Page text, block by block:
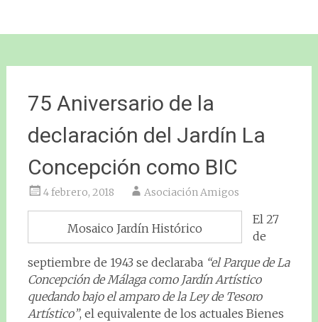
75 Aniversario de la
declaración del Jardín La
Concepción como BIC
4 febrero, 2018 Asociación Amigos
Mosaico Jardín Histórico
El 27
de
septiembre de 1943 se declaraba “el Parque de La
Concepción de Málaga como Jardín Artístico
quedando bajo el amparo de la Ley de Tesoro
Artístico”, el equivalente de los actuales Bienes